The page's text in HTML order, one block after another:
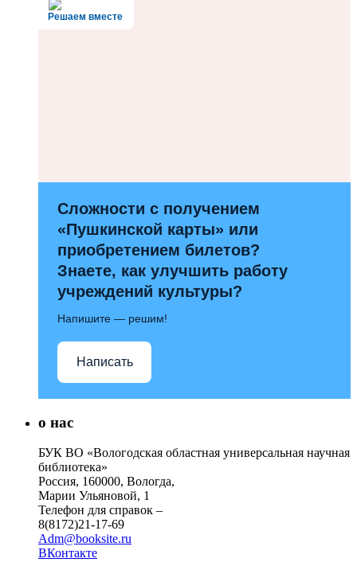
Решаем вместе
Сложности с получением
«Пушкинской карты» или
приобретением билетов?
Знаете, как улучшить работу
учреждений культуры?
Напишите — решим!
Написать
о нас
БУК ВО «Вологодская областная универсальная научная
библиотека»
Россия, 160000, Вологда,
Марии Ульяновой, 1
Телефон для справок –
8(8172)21-17-69
Adm@booksite.ru
ВКонтакте